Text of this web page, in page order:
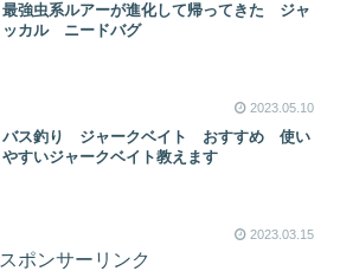
最強虫系ルアーが進化して帰ってきた ジャ
ッカル ニードバグ
2023.05.10
バス釣り ジャークベイト おすすめ 使い
やすいジャークベイト教えます
2023.03.15
スポンサーリンク